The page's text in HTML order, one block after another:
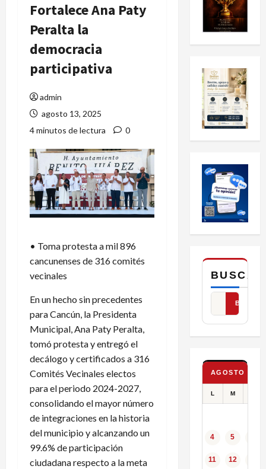
Fortalece Ana Paty
Peralta la
democracia
participativa
admin
agosto 13, 2025
4 minutos de lectura
0
• Toma protesta a mil 896
cancunenses de 316 comités
vecinales
En un hecho sin precedentes
para Cancún, la Presidenta
Municipal, Ana Paty Peralta,
tomó protesta y entregó el
decálogo y certificados a 316
Comités Vecinales electos
para el periodo 2024-2027,
consolidando el mayor número
de integraciones en la historia
del municipio y alcanzando un
99.6% de participación
ciudadana respecto a la meta
BUSCAR
BUSCAR
AGOSTO 2025
L M
4 5
11 12